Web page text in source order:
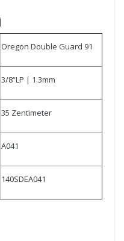
Oregon Double Guard 91
3/8“LP | 1.3mm
35 Zentimeter
A041
140SDEA041